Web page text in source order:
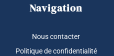
Navigation
Nous contacter
Politique de confidentialité